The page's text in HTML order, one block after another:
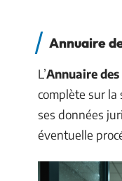
Annuaire
L’Annuaire
complète sur la
ses données
éventuelle